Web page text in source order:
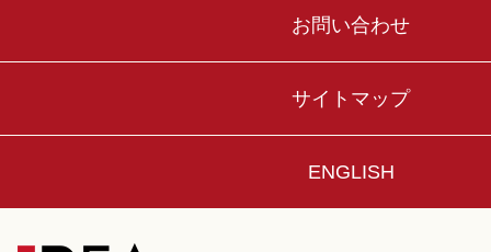
お問い合わせ
サイトマップ
ENGLISH